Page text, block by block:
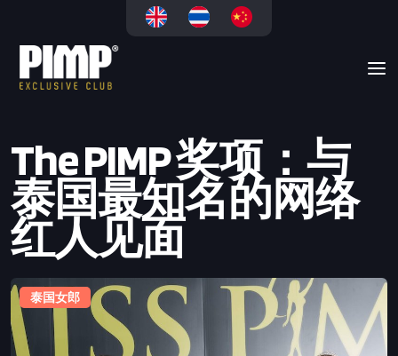
The PIMP 奖项：与
泰国最知名的网络
红人见面
泰国女郎